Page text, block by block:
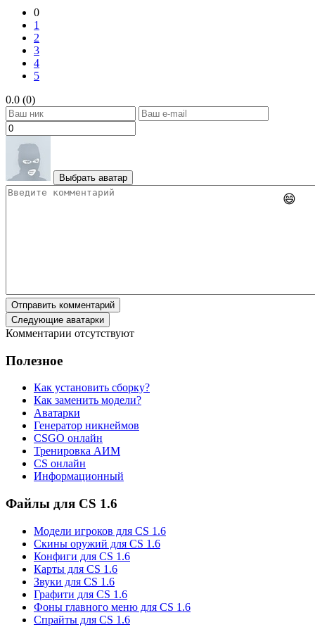
0
1
2
3
4
5
0.0 (0)
Выбрать аватар
😄
Отправить комментарий
Следующие аватарки
Комментарии отсутствуют
Полезное
Как установить сборку?
Как заменить модели?
Аватарки
Генератор никнеймов
CSGO онлайн
Тренировка АИМ
CS онлайн
Информационный
Файлы для CS 1.6
Модели игроков для CS 1.6
Скины оружий для CS 1.6
Конфиги для CS 1.6
Карты для CS 1.6
Звуки для CS 1.6
Графити для CS 1.6
Фоны главного меню для CS 1.6
Спрайты для CS 1.6